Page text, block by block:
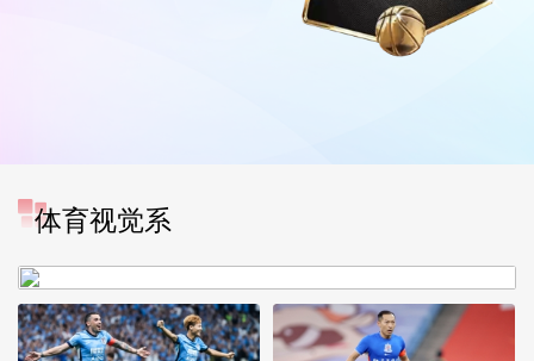
体育视觉系
[图]中超-奥斯卡破门 云南玉